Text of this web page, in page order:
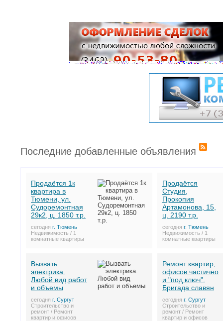
Последние добавленные объявления
Продаётся 1к
квартира в
Тюмени, ул.
Судоремонтная
29к2, ц. 1850 т.р.
сегодня г. Тюмень
Недвижимость / 1
комнатные квартиры
Продаётся
Студия,
Прокопия
Артамонова, 15,
ц. 2190 т.р.
сегодня г. Тюмень
Недвижимость / 1
комнатные квартиры
Вызвать
электрика.
Любой вид работ
и объемы
сегодня г. Сургут
Строительство и
ремонт / Ремонт
квартир и офисов
Ремонт квартир,
офисов частично
и "под ключ".
Бригада славян
сегодня г. Сургут
Строительство и
ремонт / Ремонт
квартир и офисов